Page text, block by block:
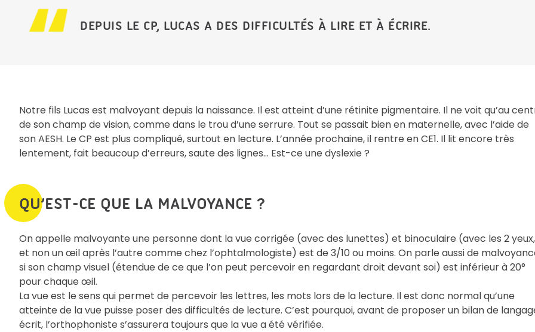
DEPUIS LE CP, LUCAS A DES DIFFICULTÉS À LIRE ET À ÉCRIRE.
Notre fils Lucas est malvoyant depuis la naissance. Il est atteint d’une rétinite pigmentaire. Il ne voit qu’au
de son champ de vision, comme dans le trou d’une serrure. Tout se passait bien en maternelle, avec l’aide de
son AESH. Le CP est plus compliqué, surtout en lecture. L’année prochaine, il rentre en CE1. Il lit encore très
lentement, fait beaucoup d’erreurs, saute des lignes… Est-ce une dyslexie ?
QU’EST-CE QUE LA MALVOYANCE ?
On appelle malvoyante une personne dont la vue corrigée (avec des lunettes) et binoculaire (avec les 2 yeux,
et non un œil après l’autre comme chez l’ophtalmologiste) est de 3/10 ou moins. On parle aussi de
si son champ visuel (étendue de ce que l’on peut percevoir en regardant droit devant soi) est inférieur à 20°
pour chaque œil.
La vue est le sens qui permet de percevoir les lettres, les mots lors de la lecture. Il est donc normal qu’une
atteinte de la vue puisse poser des difficultés de lecture. C’est pourquoi, avant de proposer un bilan de
écrit, l’orthophoniste s’assurera toujours que la vue a été vérifiée.